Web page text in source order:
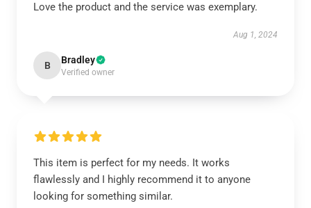
Love the product and the service was exemplary.
Aug 1, 2024
B Bradley
Verified owner
This item is perfect for my needs. It works
flawlessly and I highly recommend it to anyone
looking for something similar.